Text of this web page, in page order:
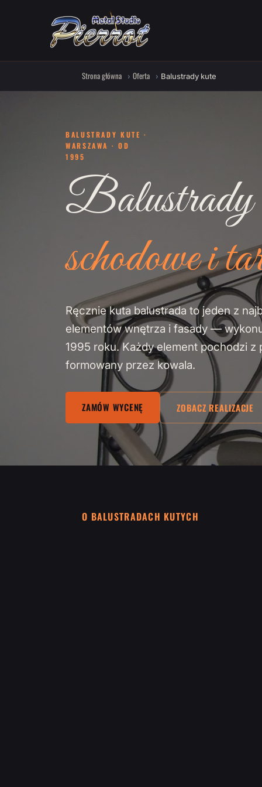
Strona główna Oferta Balustrady kute
BALUSTRADY KUTE ·
WARSZAWA · OD
1995
Balustrady
schodowe i
Ręcznie kuta balustrada to jeden z
elementów wnętrza i fasady —
1995 roku. Każdy element pochodzi z
formowany przez kowala.
ZAMÓW WYCENĘ ZOBACZ REALIZACJE
O BALUSTRADACH KUTYCH